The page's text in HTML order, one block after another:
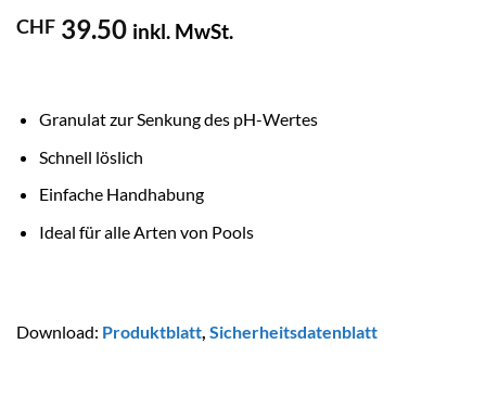
CHF 39.50 inkl. MwSt.
Granulat zur Senkung des pH-Wertes
Schnell löslich
Einfache Handhabung
Ideal für alle Arten von Pools
Download: Produktblatt Sicherheitsdatenblatt